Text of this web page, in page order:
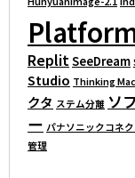
ReplitSeeDream
Studio Thinking
クタ ステム分離 ソ
ー パナソニックコネ
管理